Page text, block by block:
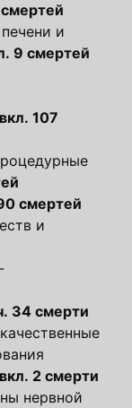
и
9 смертей
вкл. 107
смертей
и
34 смерти
вкл. 2 смерти
нервной